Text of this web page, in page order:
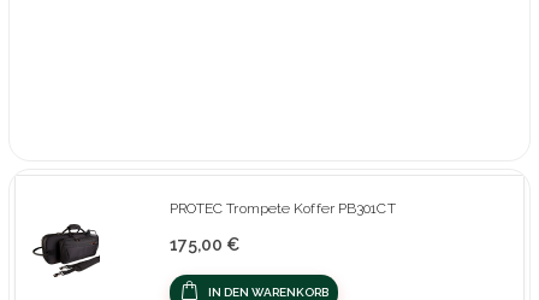
PROTEC Trompete Koffer PB301CT
175,00 €
IN DEN WARENKORB